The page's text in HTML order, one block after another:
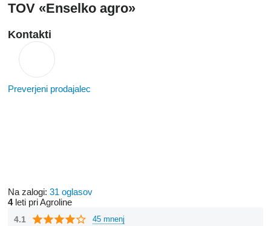
TOV «Enselko agro»
Kontakti
Preverjeni prodajalec
Na zalogi: 31 oglasov
4leti pri Agroline
4.1 45 mnenj